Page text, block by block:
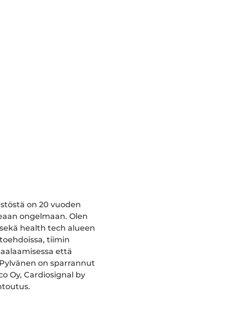
on 20 vuoden
ongelmaan. Olen
health tech alueen
tiimin
että
on sparrannut
Oy, Cardiosignal by